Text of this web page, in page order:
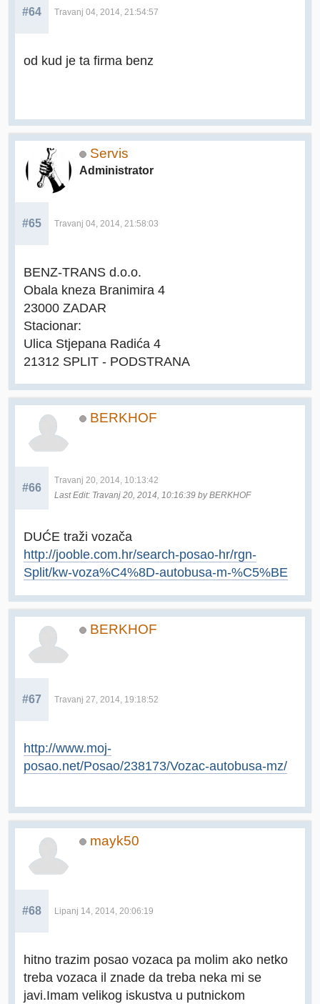
#64 Travanj 04, 2014, 21:54:57
od kud je ta firma benz
Servis
Administrator
#65 Travanj 04, 2014, 21:58:03
BENZ-TRANS d.o.o.
Obala kneza Branimira 4
23000 ZADAR
Stacionar:
Ulica Stjepana Radića 4
21312 SPLIT - PODSTRANA
BERKHOF
#66
Travanj 20, 2014, 10:13:42
Last Edit: Travanj 20, 2014, 10:16:39 by BERKHOF
DUĆE traži vozača
http://jooble.com.hr/search-posao-hr/rgn-
Split/kw-voza%C4%8D-autobusa-m-%C5%BE
BERKHOF
#67 Travanj 27, 2014, 19:18:52
http://www.moj-
posao.net/Posao/238173/Vozac-autobusa-mz/
mayk50
#68 Lipanj 14, 2014, 20:06:19
hitno trazim posao vozaca pa molim ako netko
treba vozaca il znade da treba neka mi se
javi.Imam velikog iskustva u putnickom